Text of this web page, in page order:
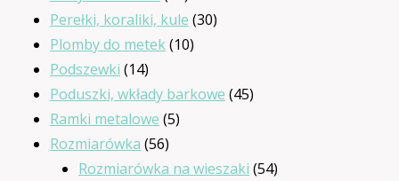
produktów
Perełki, koraliki, kule 3030
Plomby do metek 1010
Podszewki 1414
produktów
Poduszki, wkłady barkowe 4545
Ramki metalowe 55
Rozmiarówka 5656
produktów
Rozmiarówka na wieszaki 5454